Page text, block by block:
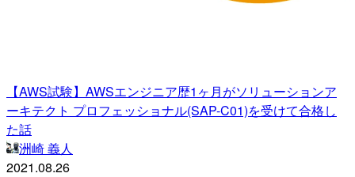
【AWS試験】AWSエンジニア歴1ヶ月がソリューションア
ーキテクト プロフェッショナル(SAP-C01)を受けて合格し
た話
洲崎 義人
2021.08.26